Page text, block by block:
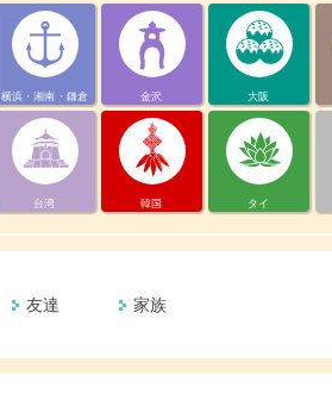
横浜・湘南・鎌倉 金沢 大阪
台湾 韓国 タイ
友達 家族